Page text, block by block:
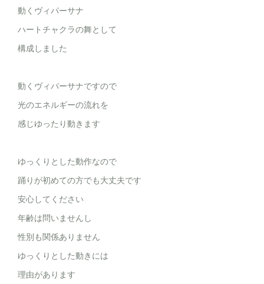
動くヴィパーサナ
ハートチャクラの舞として
構成しました
動くヴィパーサナですので
光のエネルギーの流れを
感じゆったり動きます
ゆっくりとした動作なので
踊りが初めての方でも大丈夫です
安心してください
年齢は問いませんし
性別も関係ありません
ゆっくりとした動きには
理由があります